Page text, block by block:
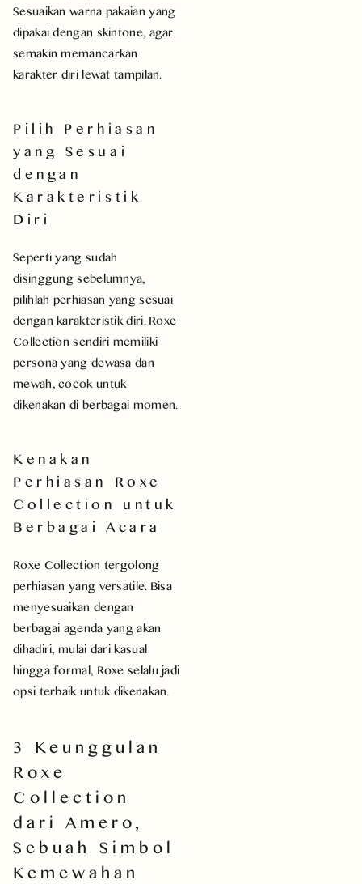
Sesuaikan warna pakaian yang
dipakai dengan skintone, agar
semakin memancarkan
karakter diri lewat tampilan.
Pilih Perhiasan
yang Sesuai
dengan
Karakteristik
Diri
Seperti yang sudah
disinggung sebelumnya,
pilihlah perhiasan yang sesuai
dengan karakteristik diri. Roxe
Collection sendiri memiliki
persona yang dewasa dan
mewah, cocok untuk
dikenakan di berbagai momen.
Kenakan
Perhiasan Roxe
Collection untuk
Berbagai Acara
Roxe Collection tergolong
perhiasan yang versatile. Bisa
menyesuaikan dengan
berbagai agenda yang akan
dihadiri, mulai dari kasual
hingga formal, Roxe selalu jadi
opsi terbaik untuk dikenakan.
3 Keunggulan
Roxe
Collection
dari Amero,
Sebuah Simbol
Kemewahan